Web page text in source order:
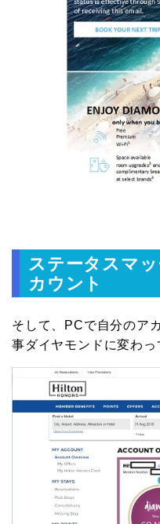
ステータスマ
カウント
そして、PCで自分のア
事ダイヤモンドに変わっ